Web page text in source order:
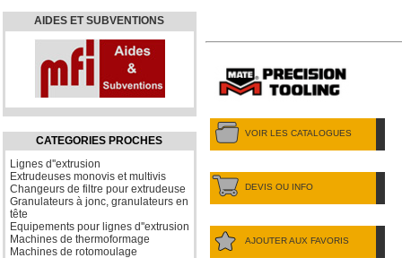
AIDES ET SUBVENTIONS
CATEGORIES PROCHES
Lignes d''extrusion
Extrudeuses monovis et multivis
Changeurs de filtre pour extrudeuse
Granulateurs à jonc, granulateurs en
tête
Equipements pour lignes d''extrusion
Machines de thermoformage
Machines de rotomoulage
VOIR LES CATALOGUES
DEVIS OU INFO
AJOUTER AUX FAVORIS